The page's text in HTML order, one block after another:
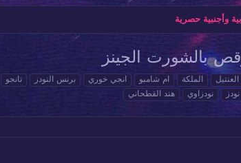
وأجنبية حصرية
بالشورت الجينز
العنتيل الملكة ام شامبو انجي خوري برنس النودز تانجو
نودز نودزاوي هند القطحاني